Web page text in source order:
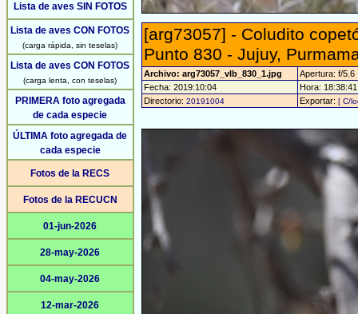
Lista de aves SIN FOTOS
Lista de aves CON FOTOS
(carga rápida, sin teselas)
Lista de aves CON FOTOS
(carga lenta, con teselas)
PRIMERA foto agregada
de cada especie
ÚLTIMA foto agregada de
cada especie
Fotos de la RECS
Fotos de la RECUCN
01-jun-2026
28-may-2026
04-may-2026
12-mar-2026
[arg73057] - Coludito
Punto 830 - Jujuy,
Archivo: arg73057_vlb_830_1.jpg
Apertura: f/5.6
Fecha: 2019:10:04
Hora:
Directorio: 20191004 Exportar: [ C/